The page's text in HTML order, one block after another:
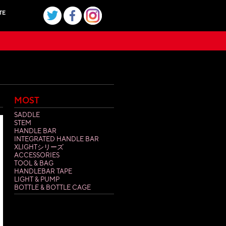
MOST
SADDLE
STEM
HANDLE BAR
INTEGRATED HANDLE BAR
XLIGHTシリーズ
ACCESSORIES
TOOL & BAG
HANDLEBAR TAPE
LIGHT & PUMP
BOTTLE & BOTTLE CAGE